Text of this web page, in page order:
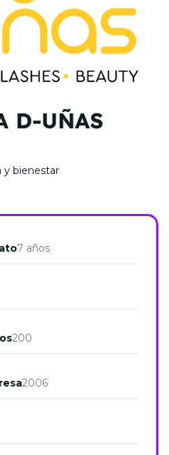
D-UÑAS
y bienestar
7 años
200
2006